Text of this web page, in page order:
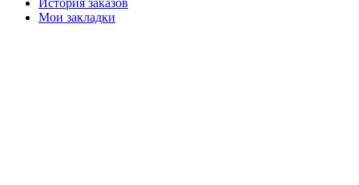
История заказов
Мои закладки